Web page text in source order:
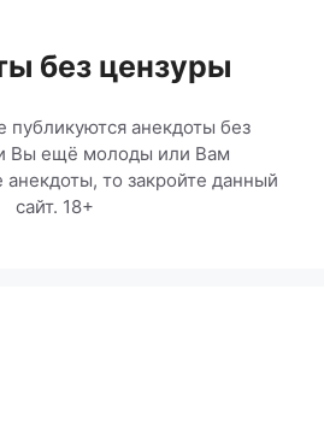
без цензуры
публикуются анекдоты без
Вы ещё молоды или Вам
то закройте данный
сайт. 18+